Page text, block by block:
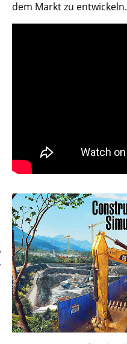
dem Markt zu entwickeln.